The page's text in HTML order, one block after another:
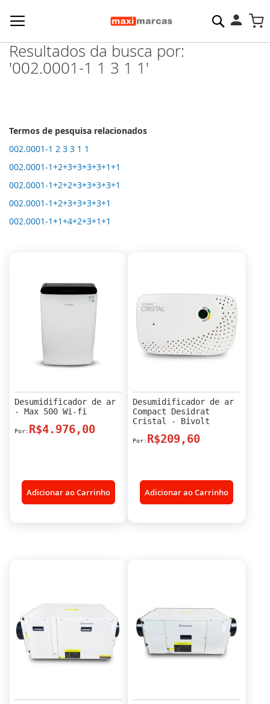
Pesquisa
Resultados da busca por:
'002.0001-1 1 3 1 1'
Termos de pesquisa relacionados
002.0001-1 2 3 3 1 1
002.0001-1+2+3+3+3+3+1+1
002.0001-1+2+2+3+3+3+3+1
002.0001-1+2+3+3+3+3+1
002.0001-1+1+4+2+3+1+1
Desumidificador de ar
- Max 500 Wi-fi
R$4.976,00
Adicionar ao Carrinho
Desumidificador de ar
Compact Desidrat
Cristal - Bivolt
R$209,60
Adicionar ao Carrinho